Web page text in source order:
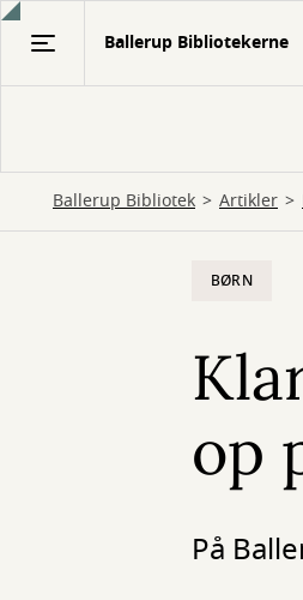
Gå
Ballerup Bibliotekerne
Ballerup Bibliotek Artikler
BØRN
op
På